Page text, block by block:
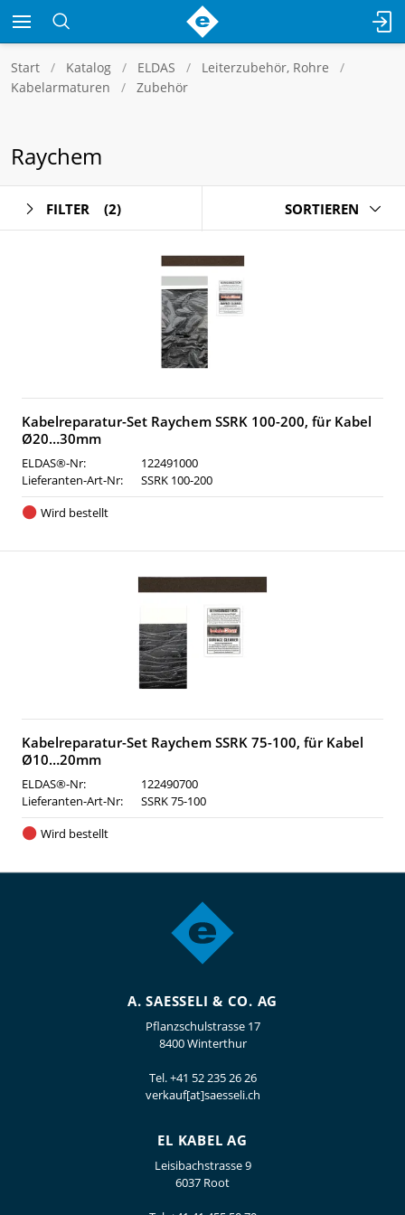
Start Katalog ELDAS
Leiterzubehör, Rohre
Kabelarmaturen
Zubehör
Raychem
FILTER (2) SORTIEREN
Kabelreparatur-Set Raychem SSRK 100-200, für Kabel
Ø20…30mm
ELDAS®-Nr:
122491000
Lieferanten-Art-Nr:
SSRK 100-200
Wird bestellt
Kabelreparatur-Set Raychem SSRK 75-100, für Kabel
Ø10…20mm
ELDAS®-Nr:
122490700
Lieferanten-Art-Nr:
SSRK 75-100
Wird bestellt
A. SAESSELI & CO. AG
Pflanzschulstrasse 17
8400 Winterthur
Tel.+41 52 235 26 26
verkauf[at]saesseli.ch
EL KABEL AG
Leisibachstrasse 9
6037 Root